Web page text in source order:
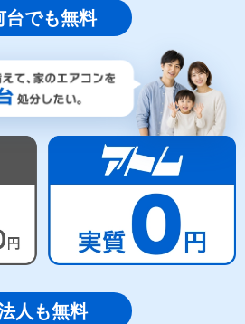
台でも無料
人も無料